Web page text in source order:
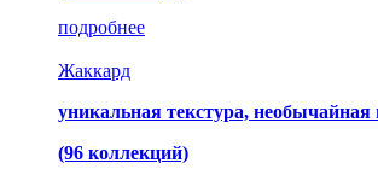
подробнее
Жаккард
уникальная текстура,
(96 коллекций)